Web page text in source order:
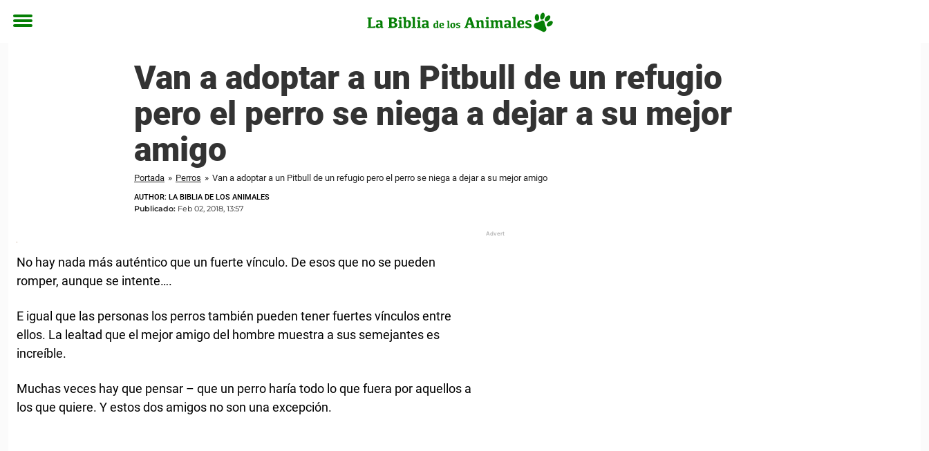
Toggle
Van a adoptar a un Pitbull de un refugio
pero el perro se niega a dejar a su mejor
amigo
Portada » Perros » Van a adoptar a un Pitbull de un refugio pero el perro se niega a dejar a su mejor amigo
AUTHOR: LA BIBLIA DE LOS ANIMALES
Publicado: Feb 02, 2018, 13:57
No hay nada más auténtico que un fuerte vínculo. De esos que no se pueden
romper, aunque se intente….
E igual que las personas los perros también pueden tener fuertes vínculos entre
ellos. La lealtad que el mejor amigo del hombre muestra a sus semejantes es
increíble.
Muchas veces hay que pensar – que un perro haría todo lo que fuera por aquellos a
los que quiere. Y estos dos amigos no son una excepción.